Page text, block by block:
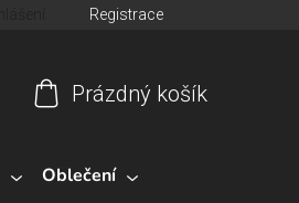
Registrace
košík
Prázdný košík
Oblečení